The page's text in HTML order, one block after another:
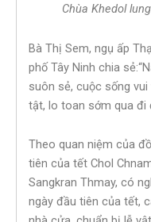
Chùa Khedol
Bà Thị Sem, ngụ ấp
phố Tây Ninh chia
suôn sẻ, cuộc sống
tật, lo toan sớm qua đi
Theo quan niệm của
tiên của tết Chol
Sangkran Thmay, có
ngày đầu tiên của tết,